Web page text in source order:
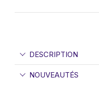
DESCRIPTION
NOUVEAUTÉS